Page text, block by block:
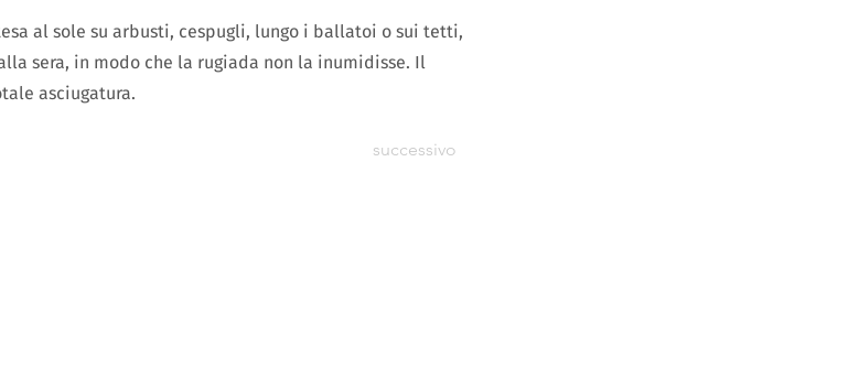
al sole su arbusti, cespugli, lungo i ballatoi o sui tetti,
sera, in modo che la rugiada non la inumidisse. Il
asciugatura.
successivo